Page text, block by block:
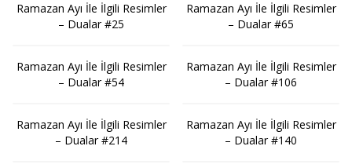
Ramazan Ayı İle İlgili Resimler
– Dualar #25
Ramazan Ayı İle İlgili Resimler
– Dualar #54
Ramazan Ayı İle İlgili Resimler
– Dualar #214
Ramazan Ayı İle İlgili Resimler
– Dualar #65
Ramazan Ayı İle İlgili Resimler
– Dualar #106
Ramazan Ayı İle İlgili Resimler
– Dualar #140